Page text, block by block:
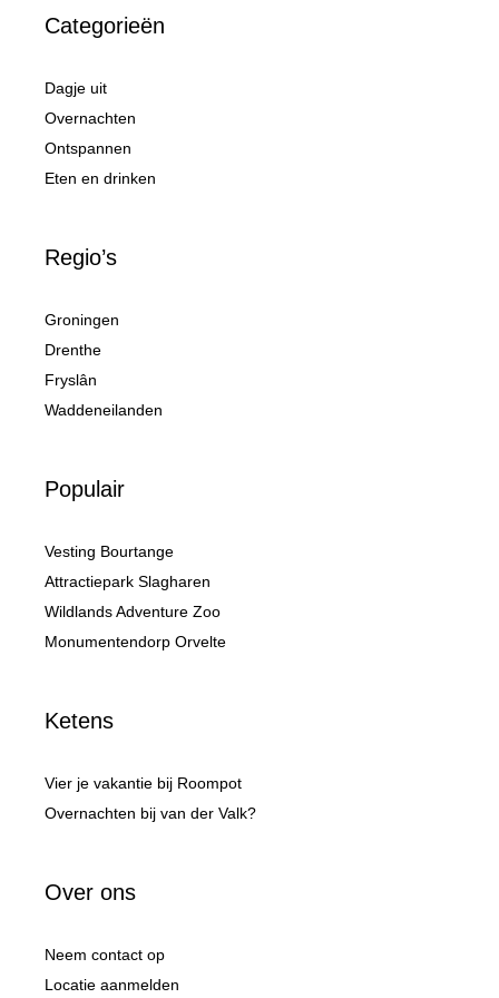
Categorieën
Dagje uit
Overnachten
Ontspannen
Eten en drinken
Regio’s
Groningen
Drenthe
Fryslân
Waddeneilanden
Populair
Vesting Bourtange
Attractiepark Slagharen
Wildlands Adventure Zoo
Monumentendorp Orvelte
Ketens
Vier je vakantie bij Roompot
Overnachten bij van der Valk?
Over ons
Neem contact op
Locatie aanmelden